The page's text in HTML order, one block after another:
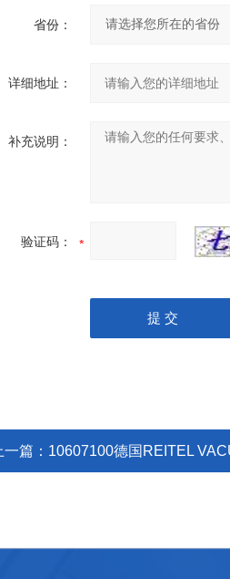
省份：
详细地址：
补充说明：
验证码：
一篇： 10607100德国REITEL